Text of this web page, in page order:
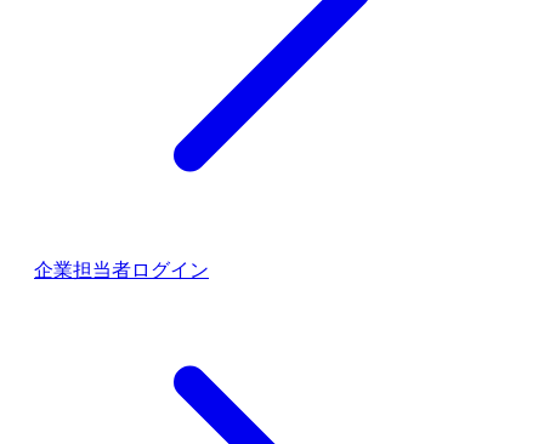
企業担当者ログイン